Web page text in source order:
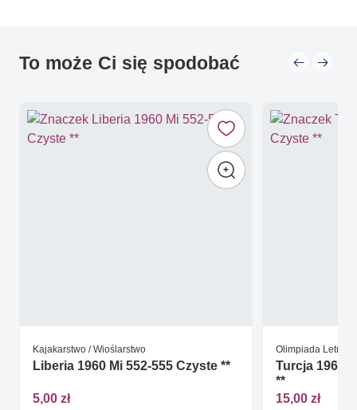
To może Ci się spodobać
Kajakarstwo / Wioślarstwo
Liberia 1960 Mi 552-555 Czyste **
5,00 zł
Olimpiada Letnia
Turcja 1960
**
15,00 zł